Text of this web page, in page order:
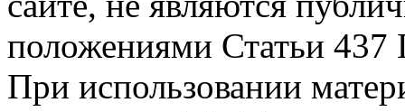
положениями Статьи 437
При использовании